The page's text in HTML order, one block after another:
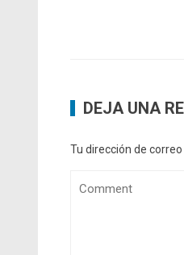
DEJA UNA
Tu dirección de